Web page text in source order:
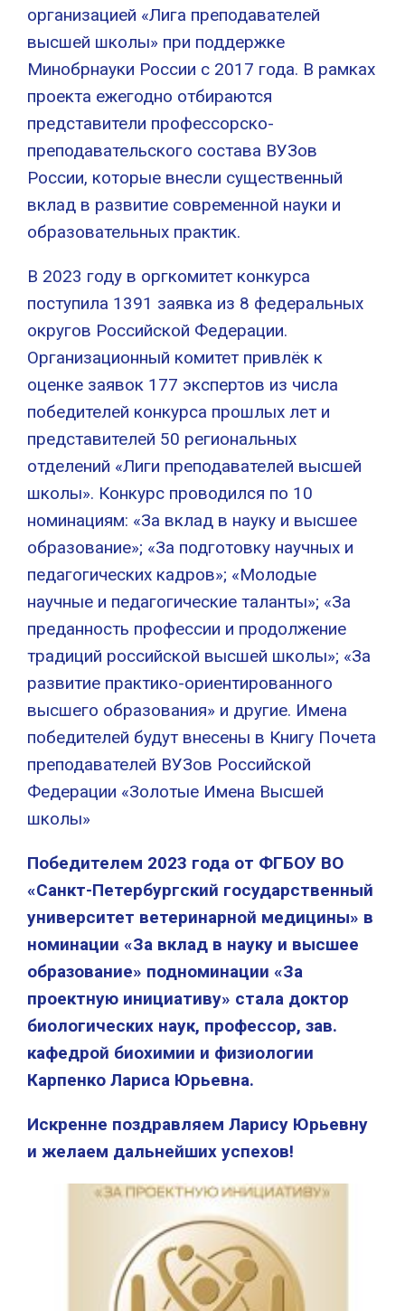
организацией «Лига преподавателей
высшей школы» при поддержке
Минобрнауки России с 2017 года. В рамках
проекта ежегодно отбираются
представители профессорско-
преподавательского состава ВУЗов
России, которые внесли существенный
вклад в развитие современной науки и
образовательных практик.
В 2023 году в оргкомитет конкурса
поступила 1391 заявка из 8 федеральных
округов Российской Федерации.
Организационный комитет привлёк к
оценке заявок 177 экспертов из числа
победителей конкурса прошлых лет и
представителей 50 региональных
отделений «Лиги преподавателей высшей
школы». Конкурс проводился по 10
номинациям: «За вклад в науку и высшее
образование»; «За подготовку научных и
педагогических кадров»; «Молодые
научные и педагогические таланты»; «За
преданность профессии и продолжение
традиций российской высшей школы»; «За
развитие практико-ориентированного
высшего образования» и другие. Имена
победителей будут внесены в Книгу Почета
преподавателей ВУЗов Российской
Федерации «Золотые Имена Высшей
школы»
Победителем 2023 года от ФГБОУ ВО
«Санкт-Петербургский государственный
университет ветеринарной медицины» в
номинации «За вклад в науку и высшее
образование» подноминации «За
проектную инициативу» стала доктор
биологических наук, профессор, зав.
кафедрой биохимии и физиологии
Карпенко Лариса Юрьевна.
Искренне поздравляем Ларису Юрьевну
и желаем дальнейших успехов!